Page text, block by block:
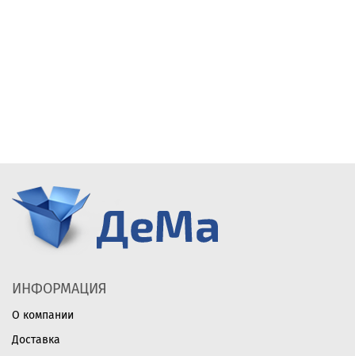
ИНФОРМАЦИЯ
О компании
Доставка